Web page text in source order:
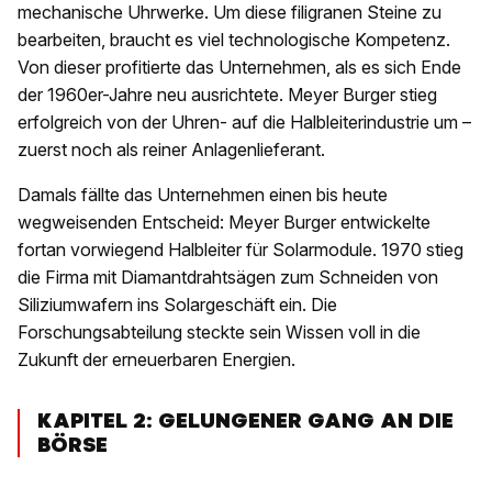
mechanische Uhrwerke. Um diese filigranen Steine zu
bearbeiten, braucht es viel technologische Kompetenz.
Von dieser profitierte das Unternehmen, als es sich Ende
der 1960er-Jahre neu ausrichtete. Meyer Burger stieg
erfolgreich von der Uhren- auf die Halbleiterindustrie um –
zuerst noch als reiner Anlagenlieferant.
Damals fällte das Unternehmen einen bis heute
wegweisenden Entscheid: Meyer Burger entwickelte
fortan vorwiegend Halbleiter für Solarmodule. 1970 stieg
die Firma mit Diamantdrahtsägen zum Schneiden von
Siliziumwafern ins Solargeschäft ein. Die
Forschungsabteilung steckte sein Wissen voll in die
Zukunft der erneuerbaren Energien.
KAPITEL 2: GELUNGENER GANG AN DIE
BÖRSE